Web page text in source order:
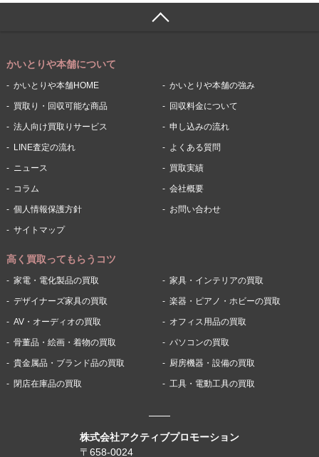
株式会社アクティブプロモーション
〒658-0024
かいとりや本舗について
かいとりや本舗HOME かいとりや本舗の強み
買取り・回収可能な商品 回収料金について
法人向け買取りサービス 申し込みの流れ
LINE査定の流れ よくある質問
ニュース 買取実績
コラム 会社概要
個人情報保護方針 お問い合わせ
サイトマップ
高く買取ってもらうコツ
家電・電化製品の買取 家具・インテリアの買取
デザイナーズ家具の買取 楽器・ピアノ・ホビーの買取
AV・オーディオの買取 オフィス用品の買取
骨董品・絵画・着物の買取 パソコンの買取
貴金属品・ブランド品の買取 厨房機器・設備の買取
閉店在庫品の買取 工具・電動工具の買取